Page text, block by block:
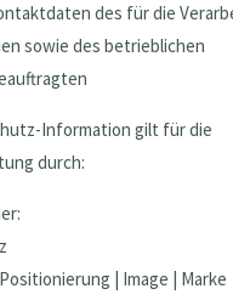
des für die
sowie des betrieblichen
Information gilt für die
durch:
| Image | Marke